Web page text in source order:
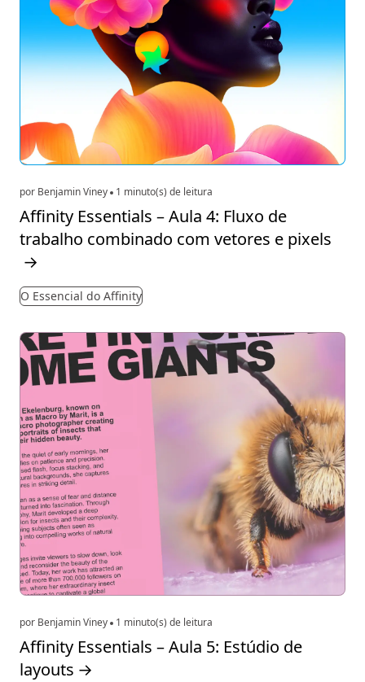
por Benjamin Viney 1 minuto(s) de leitura
Affinity Essentials – Aula 4: Fluxo de
trabalho combinado com vetores e pixels
→
O Essencial do Affinity
por Benjamin Viney 1 minuto(s) de leitura
Affinity Essentials – Aula 5: Estúdio de
layouts →